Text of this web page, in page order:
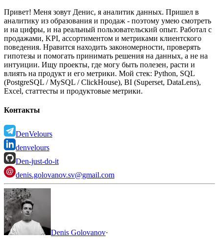
Привет! Меня зовут Денис, я аналитик данных. Пришел в
аналитику из образования и продаж - поэтому умею смотреть
и на цифры, и на реальный пользовательский опыт. Работал с
продажами, KPI, ассортиментом и метриками клиентского
поведения. Нравится находить закономерности, проверять
гипотезы и помогать принимать решения на данных, а не на
интуиции. Ищу проекты, где могу быть полезен, расти и
влиять на продукт и его метрики. Мой стек: Python, SQL
(PostgreSQL / MySQL / ClickHouse), BI (Superset, DataLens),
Excel, статтесты и продуктовые метрики.
Контакты
DenVelours
denvelours
Den-just-do-it
denis.golovanov.sv@gmail.com
Denis Golovanov·